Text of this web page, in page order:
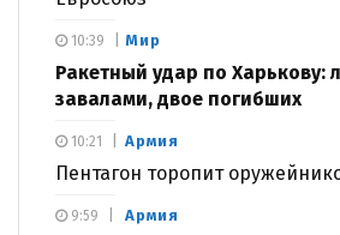
Мир
Ракетный удар по Харькову:
завалами, двое погибших
10:39
Армия
Пентагон торопит
10:21
Армия
9:59